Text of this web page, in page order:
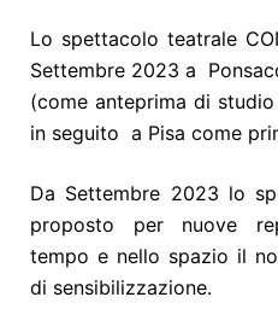
Lo spettacolo teatrale
Settembre 2023 a
(come anteprima di
in seguito a Pisa come
Da Settembre 2023 lo
proposto per nuove
tempo e nello spazio il
di sensibilizzazione.